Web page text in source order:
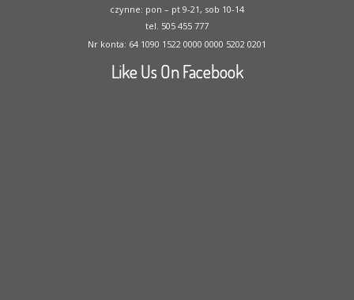
czynne: pon – pt 9-21, sob 10-14
tel. 505 455 777
Nr konta: 64 1090 1522 0000 0000 5202 0201
Like Us On Facebook